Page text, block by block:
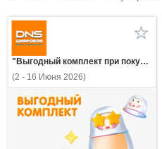
"Выгодный комплект при покупке процессора!"
(2 - 16 Июня 2026)